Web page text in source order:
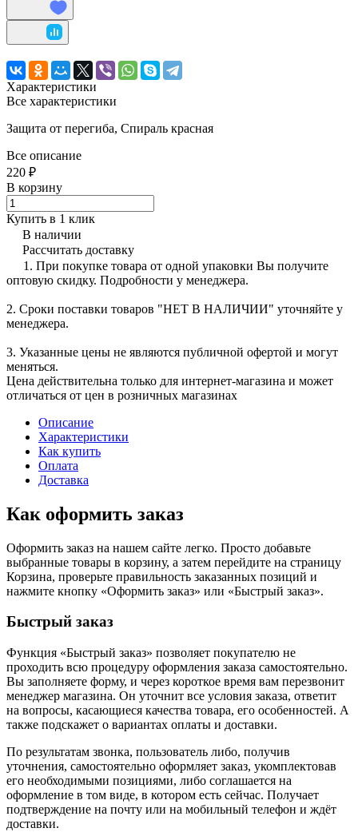
Характеристики
Все характеристики
Защита от перегиба, Спираль красная
Все описание
220 ₽
В корзину
Купить в 1 клик
В наличии
Рассчитать доставку
1. При покупке товара от одной упаковки Вы получите
оптовую скидку. Подробности у менеджера.
2. Сроки поставки товаров "НЕТ В НАЛИЧИИ" уточняйте у
менеджера.
3. Указанные цены не являются публичной офертой и могут
меняться.
Цена действительна только для интернет-магазина и может
отличаться от цен в розничных магазинах
Описание
Характеристики
Как купить
Оплата
Доставка
Как оформить заказ
Оформить заказ на нашем сайте легко. Просто добавьте
выбранные товары в корзину, а затем перейдите на страницу
Корзина, проверьте правильность заказанных позиций и
нажмите кнопку «Оформить заказ» или «Быстрый заказ».
Быстрый заказ
Функция «Быстрый заказ» позволяет покупателю не
проходить всю процедуру оформления заказа самостоятельно.
Вы заполняете форму, и через короткое время вам перезвонит
менеджер магазина. Он уточнит все условия заказа, ответит
на вопросы, касающиеся качества товара, его особенностей. А
также подскажет о вариантах оплаты и доставки.
По результатам звонка, пользователь либо, получив
уточнения, самостоятельно оформляет заказ, укомплектовав
его необходимыми позициями, либо соглашается на
оформление в том виде, в котором есть сейчас. Получает
подтверждение на почту или на мобильный телефон и ждёт
доставки.